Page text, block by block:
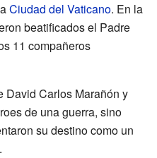
Ciudad del Vaticano. En la
beatificados el Padre
11 compañeros
David Carlos Marañón y
de una guerra, sino
su destino como un